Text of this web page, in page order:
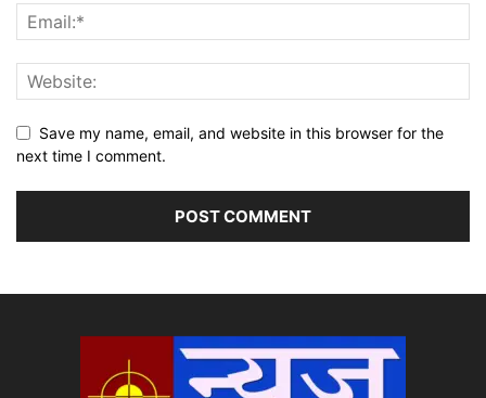
Save my name, email, and website in this browser for the
next time I comment.